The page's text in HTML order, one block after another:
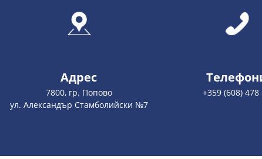
Адрес
7800, гр. Попово
ул. Александър Стамболийски №7
+359 (608) 478